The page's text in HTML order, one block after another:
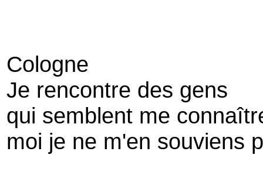
Cologne
Je rencontre des gens
qui semblent me
moi je ne m'en souviens